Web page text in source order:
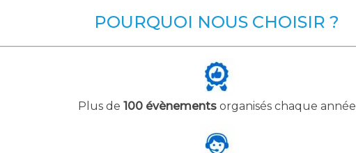
POURQUOI NOUS CHOISIR ?
Plus de 100 évènementsorganisés chaque année